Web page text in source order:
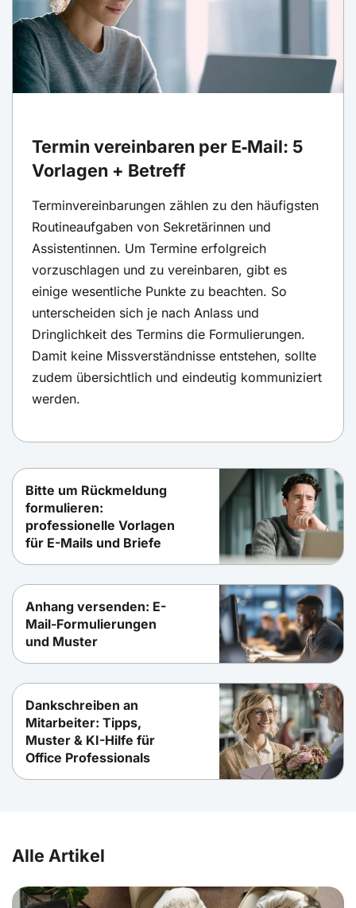
Termin vereinbaren per E‑Mail: 5
Vorlagen + Betreff
Terminvereinbarungen zählen zu den häufigsten
Routineaufgaben von Sekretärinnen und
Assistentinnen. Um Termine erfolgreich
vorzuschlagen und zu vereinbaren, gibt es
einige wesentliche Punkte zu beachten. So
unterscheiden sich je nach Anlass und
Dringlichkeit des Termins die Formulierungen.
Damit keine Missverständnisse entstehen, sollte
zudem übersichtlich und eindeutig kommuniziert
werden.
Bitte um Rückmeldung
formulieren:
professionelle Vorlagen
für E-Mails und Briefe
Anhang versenden: E-
Mail-Formulierungen
und Muster
Dankschreiben an
Mitarbeiter: Tipps,
Muster & KI-Hilfe für
Office Professionals
Alle Artikel